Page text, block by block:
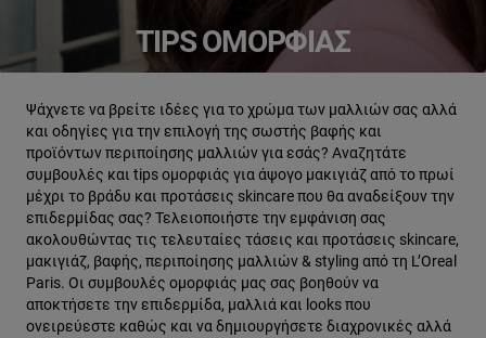
TIPS ΟΜΟΡΦΙΆΣ
Ψάχνετε να βρείτε ιδέες για το χρώμα των μαλλιών σας αλλά
και οδηγίες για την επιλογή της σωστής βαφής και
προϊόντων περιποίησης μαλλιών για εσάς? Αναζητάτε
συμβουλές και tips ομορφιάς για άψογο μακιγιάζ από το πρωί
μέχρι το βράδυ και προτάσεις skincare που θα αναδείξουν την
επιδερμίδας σας? Τελειοποιήστε την εμφάνιση σας
ακολουθώντας τις τελευταίες τάσεις και προτάσεις skincare,
μακιγιάζ, βαφής, περιποίησης μαλλιών & styling από τη L’Oreal
Paris. Οι συμβουλές ομορφιάς μας σας βοηθούν να
αποκτήσετε την επιδερμίδα, μαλλιά και looks που
ονειρεύεστε καθώς και να δημιουργήσετε διαχρονικές αλλά